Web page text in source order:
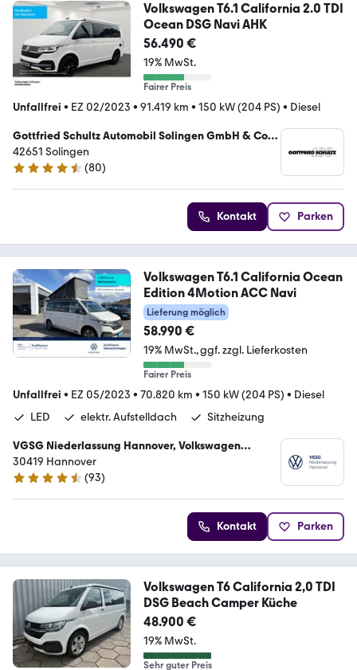
Volkswagen T6.1 California 2.0 TDI
Ocean DSG Navi AHK
56.490 €
19% MwSt.
Fairer Preis
Unfallfrei • EZ 02/2023 • 91.419 km • 150 kW (204 PS) • Diesel
Gottfried Schultz Automobil Solingen GmbH & Co.
KG
42651 Solingen
4.7 Sterne
(80)
Kontakt Parken
Volkswagen T6.1 California Ocean
Edition 4Motion ACC Navi
Lieferung möglich
58.990 €
19% MwSt. ggf. zzgl. Lieferkosten
Fairer Preis
Unfallfrei • EZ 05/2023 • 70.820 km • 150 kW (204 PS) • Diesel
LED
elektr. Aufstelldach Sitzheizung
VGSG Niederlassung Hannover, Volkswagen
Gebrauchtfahrzeughandels und Service GmbH
30419 Hannover
4.7 Sterne
(93)
Kontakt Parken
Volkswagen T6 California 2,0 TDI
DSG Beach Camper Küche
48.900 €
19% MwSt.
Sehr guter Preis